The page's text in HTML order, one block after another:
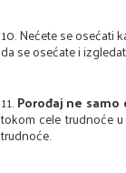
10. Nećete se osećati
da se osećate i
11. Porođaj ne
tokom cele trudnoće
trudnoće.